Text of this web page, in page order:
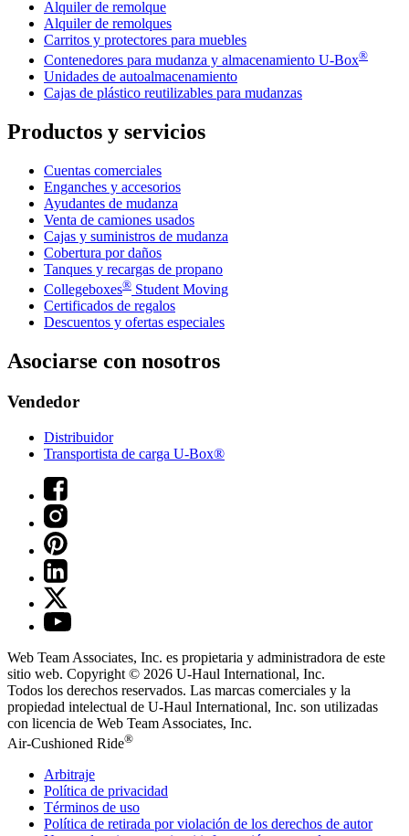
Alquiler de remolque
Alquiler de remolques
Carritos y protectores para muebles
Contenedores para mudanza y almacenamiento U-Box®
Unidades de autoalmacenamiento
Cajas de plástico reutilizables para mudanzas
Productos y servicios
Cuentas comerciales
Enganches y accesorios
Ayudantes de mudanza
Venta de camiones usados
Cajas y suministros de mudanza
Cobertura por daños
Tanques y recargas de propano
Collegeboxes® Student Moving
Certificados de regalos
Descuentos y ofertas especiales
Asociarse con nosotros
Vendedor
Distribuidor
Transportista de carga U-Box®
Web Team Associates, Inc. es propietaria y administradora de este
sitio web. Copyright © 2026 U-Haul International, Inc.
Todos los derechos reservados. Las marcas comerciales y la
propiedad intelectual de U-Haul International, Inc. son utilizadas
con licencia de Web Team Associates, Inc.
Air-Cushioned Ride®
Arbitraje
Política de privacidad
Términos de uso
Política de retirada por violación de los derechos de autor